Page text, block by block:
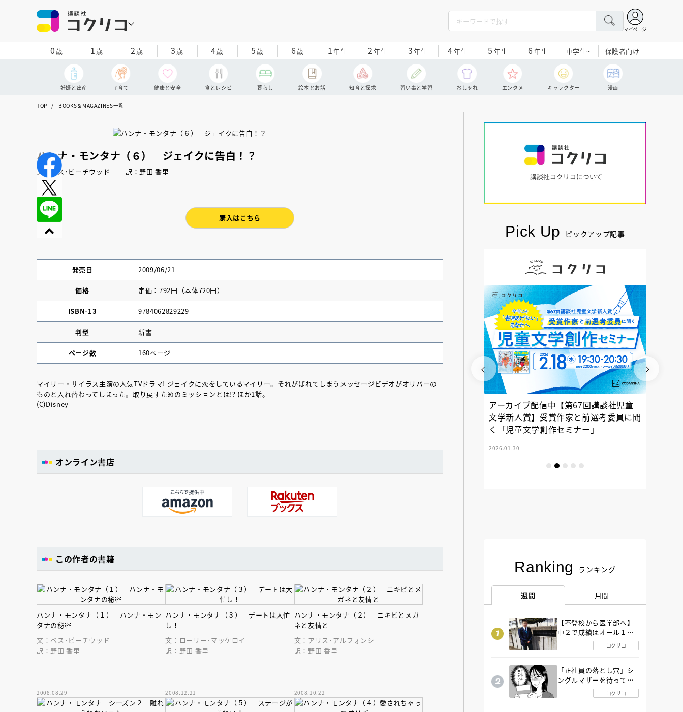
マイページ
0歳 1歳 2歳 3歳 4歳 5歳 6歳 1年生 2年生 3年生 4年生 5 年生 6年生 中学生~ 保護者向け
妊娠と出産 子育て 健康と安全 食とレシピ 暮らし 絵本とお話 知育と探求 習い事と学習 おしゃれ エンタメ キャラクター 漫画
TOP BOOKS＆MAGAZINES一覧
ハンナ・モンタナ（６） ジェイクに告白！？
文：ベス･ビーチウッド 訳：野田 香里
購入はこちら
発売日 2009/06/21
価格 定価：792円（本体720円）
ISBN-13 9784062829229
判型 新書
ページ数 160ページ
マイリー・サイラス主演の人気TVドラマ! ジェイクに恋をしているマイリー。それがばれてしまうメッセージビデオがオリバーの
ものと入れ替わってしまった。取り戻すためのミッションとは!? ほか1話。
(C)Disney
オンライン書店
この作者の書籍
ハンナ・モンタナ（１） ハンナ・モン
タナの秘密
文：ベス･ビーチウッド
訳：野田 香里
2008.08.29
ハンナ・モンタナ（３） デートは大忙
し！
文：ローリー･マッケロイ
訳：野田 香里
2008.12.21
ハンナ・モンタナ（２） ニキビとメガ
ネと友情と
文：アリス･アルフォンシ
訳：野田 香里
2008.10.22
Pick Up ピックアップ記事
アーカイブ配信中【第67回講談社児童
文学新人賞】受賞作家と前選考委員に聞
く「児童文学創作セミナー」
2026.01.30
Ranking ランキング
週間 月間
【不登校から医学部へ】
中２で成績はオール１
「昼夜逆転」したわが子
を”夜遊び”に連れ出した
コクリコ
「正社員の落とし穴」シ
ングルマザーを待ってい
た“魔の２年間”【後編】
コクリコ